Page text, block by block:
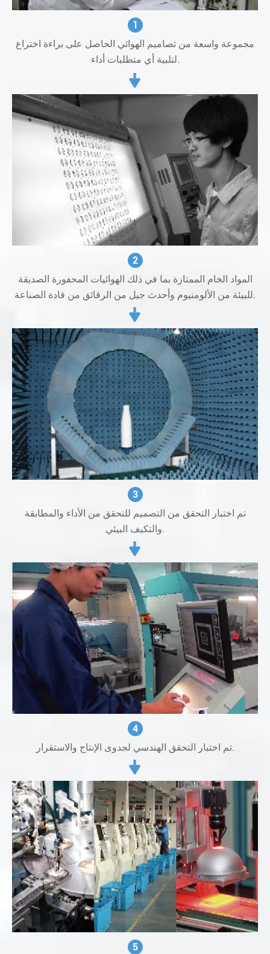
1
مجموعة واسعة من تصاميم الهوائي الحاصل على براءة اختراع
لتلبية أي متطلبات أداء.
2
المواد الخام الممتازة بما في ذلك الهوائيات المحفورة الصديقة
للبيئة من الألومنيوم وأحدث جيل من الرقائق من قادة الصناعة.
3
تم اختبار التحقق من التصميم للتحقق من الأداء والمطابقة
والتكيف البيئي.
4
تم اختبار التحقق الهندسي لجدوى الإنتاج والاستقرار.
5